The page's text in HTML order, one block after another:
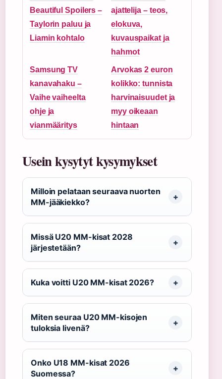
Beautiful Spoilers –
Taylorin paluu ja
Liamin kohtalo
ajattelija – teos,
elokuva,
kuvauspaikat ja
hahmot
Samsung TV
kanavahaku –
Vaihe vaiheelta
ohje ja
vianmääritys
Arvokas 2 euron
kolikko: tunnista
harvinaisuudet ja
myy oikeaan
hintaan
Usein kysytyt kysymykset
Milloin pelataan seuraava nuorten
MM-jääkiekko?
Missä U20 MM-kisat 2028
järjestetään?
Kuka voitti U20 MM-kisat 2026?
Miten seuraa U20 MM-kisojen
tuloksia livenä?
Onko U18 MM-kisat 2026
Suomessa?